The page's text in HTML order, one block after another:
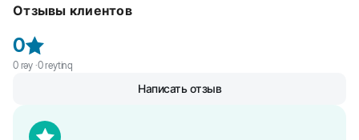
вашего питомца и подарит ему крепкий сон. Изготовлен из
снять и стирать в стиральной машине при температуре 30℃.
Материал наполнителя: полиэстер.
Отзывы клиентов
0
0rəy ·0reytinq
Написать отзыв